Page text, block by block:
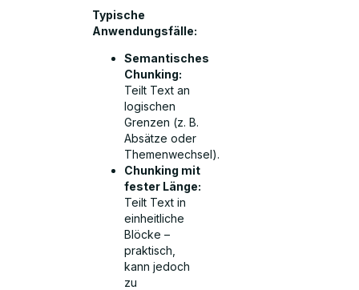
Typische
Anwendungsfälle:
Semantisches
Chunking:
Teilt Text an
logischen
Grenzen (z. B.
Absätze oder
Themenwechsel).
Chunking mit
fester Länge:
Teilt Text in
einheitliche
Blöcke –
praktisch,
kann jedoch
zu